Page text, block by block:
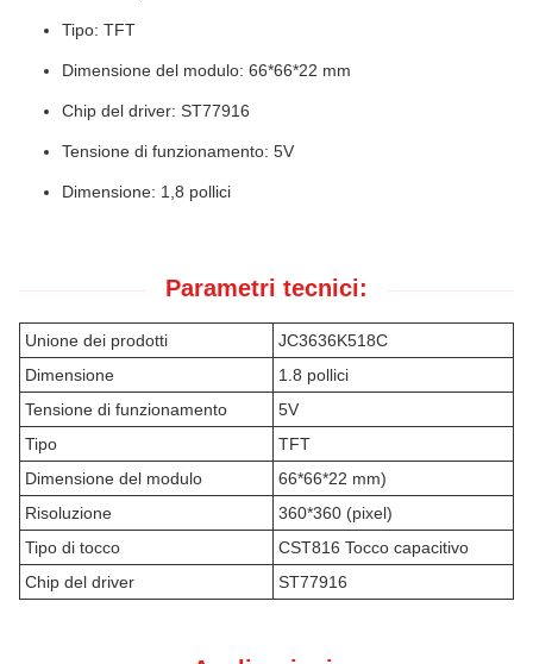
Tipo: TFT
Dimensione del modulo: 66*66*22 mm
Chip del driver: ST77916
Tensione di funzionamento: 5V
Dimensione: 1,8 pollici
Parametri tecnici:
Unione dei prodotti
JC3636K518C
Dimensione
1.8 pollici
Tensione di funzionamento
5V
Tipo
TFT
Dimensione del modulo
66*66*22 mm)
Risoluzione
360*360 (pixel)
Tipo di tocco
CST816 Tocco capacitivo
Chip del driver
ST77916